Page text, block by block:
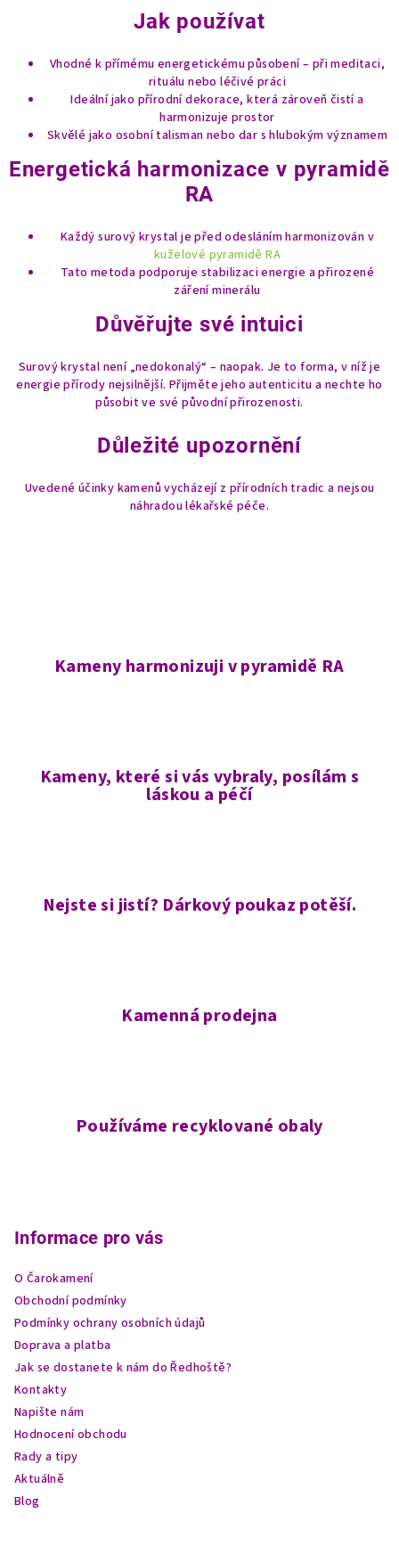
u
Jak používat
Vhodné k přímému energetickému působení – při meditaci,
rituálu nebo léčivé práci
Ideální jako přírodní dekorace, která zároveň čistí a
harmonizuje prostor
Skvělé jako osobní talisman nebo dar s hlubokým významem
Energetická harmonizace v pyramidě
RA
Každý surový krystal je před odesláním harmonizován v
kuželové pyramidě RA
Tato metoda podporuje stabilizaci energie a přirozené
záření minerálu
Důvěřujte své intuici
Surový krystal není „nedokonalý“ – naopak. Je to forma, v níž je
energie přírody nejsilnější. Přijměte jeho autenticitu a nechte ho
působit ve své původní přirozenosti.
Důležité upozornění
Uvedené účinky kamenů vycházejí z přírodních tradic a nejsou
náhradou lékařské péče.
Kameny harmonizuji v pyramidě RA
Kameny, které si vás vybraly, posílám s
láskou a péčí
Nejste si jistí? Dárkový poukaz potěší.
Kamenná prodejna
Používáme recyklované obaly
Informace pro vás
O Čarokamení
Obchodní podmínky
Podmínky ochrany osobních údajů
Doprava a platba
Jak se dostanete k nám do Ředhoště?
Kontakty
Napište nám
Hodnocení obchodu
Rady a tipy
Aktuálně
Blog